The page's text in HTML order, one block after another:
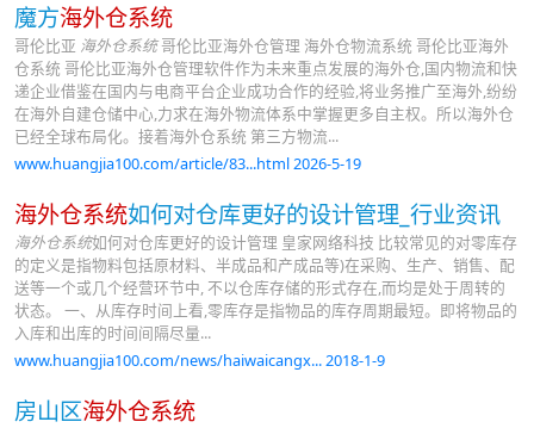
魔方海外仓系统
哥伦比亚 海外仓系统哥伦比亚海外仓管理 海外仓物流系统 哥伦比亚海外
仓系统 哥伦比亚海外仓管理软件作为未来重点发展的海外仓,国内物流和快
递企业借鉴在国内与电商平台企业成功合作的经验,将业务推广至海外,纷纷
在海外自建仓储中心,力求在海外物流体系中掌握更多自主权。所以海外仓
已经全球布局化。接着海外仓系统 第三方物流...
www.huangjia100.com/article/83...html 2026-5-19
海外仓系统如何对仓库更好的设计管理_行业资讯
海外仓系统如何对仓库更好的设计管理 皇家网络科技 比较常见的对零库存
的定义是指物料包括原材料、半成品和产成品等)在采购、生产、销售、配
送等一个或几个经营环节中, 不以仓库存储的形式存在,而均是处于周转的
状态。 一、从库存时间上看,零库存是指物品的库存周期最短。即将物品的
入库和出库的时间间隔尽量...
www.huangjia100.com/news/haiwaicangx... 2018-1-9
房山区海外仓系统